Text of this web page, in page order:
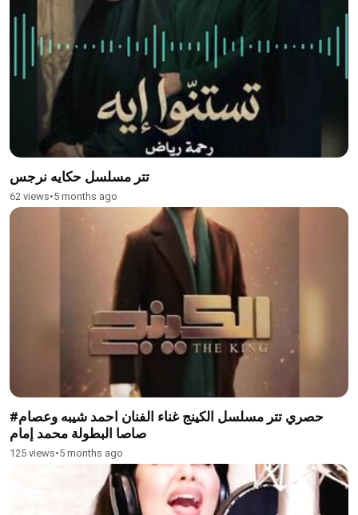
تتر مسلسل حكايه نرجس
62 views•5 months ago
#حصري تتر مسلسل الكينج غناء الفنان احمد شيبه وعصام
صاصا البطولة محمد إمام
125 views•5 months ago